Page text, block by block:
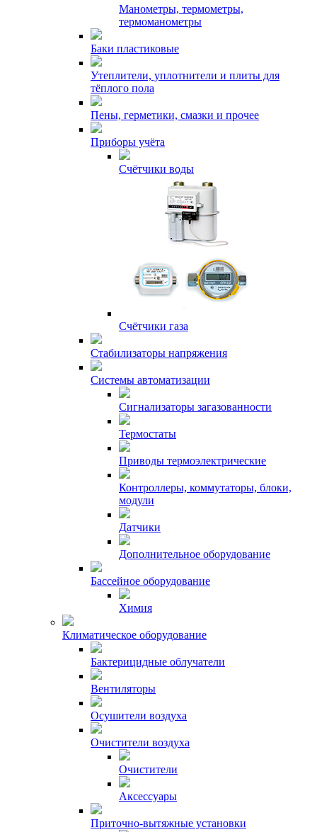
Манометры, термометры,
термоманометры
Баки пластиковые
Утеплители, уплотнители и плиты для
тёплого пола
Пены, герметики, смазки и прочее
Приборы учёта
Счётчики воды
Счётчики газа
Стабилизаторы напряжения
Системы автоматизации
Сигнализаторы загазованности
Термостаты
Приводы термоэлектрические
Контроллеры, коммутаторы, блоки,
модули
Датчики
Дополнительное оборудование
Бассейное оборудование
Химия
Климатическое оборудование
Бактерицидные облучатели
Вентиляторы
Осушители воздуха
Очистители воздуха
Очистители
Аксессуары
Приточно-вытяжные установки